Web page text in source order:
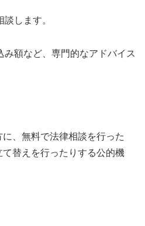
します。
み額など、専門的なアドバイス
、無料で法律相談を行った
て替えを行ったりする公的機